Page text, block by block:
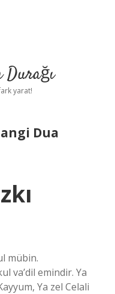
Durağı
yarat!
Dua
mübin.
va’dil emindir. Ya
Ya zel Celali